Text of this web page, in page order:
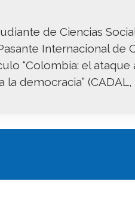
de Ciencias
Internacional de
“Colombia: el
democracia”